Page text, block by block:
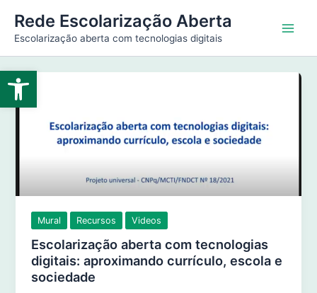
Abrir a barra de ferramentas
para
conteúdo
Rede Escolarização Aberta
Escolarização aberta com tecnologias digitais
Mural Recursos Videos
Escolarização aberta com tecnologias
digitais: aproximando currículo, escola e
sociedade